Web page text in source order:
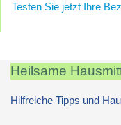
Testen Sie jetzt Ihre
Heilsame
Hilfreiche Tipps und